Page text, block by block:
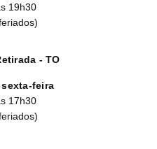
19h30
- TO
feira
17h30